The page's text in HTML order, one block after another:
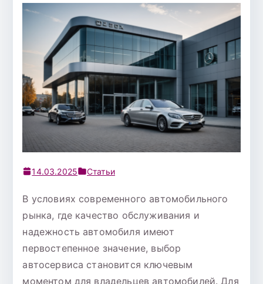
14.03.2025 Статьи
В условиях современного автомобильного
рынка, где качество обслуживания и
надежность автомобиля имеют
первостепенное значение, выбор
автосервиса становится ключевым
моментом для владельцев автомобилей. Для